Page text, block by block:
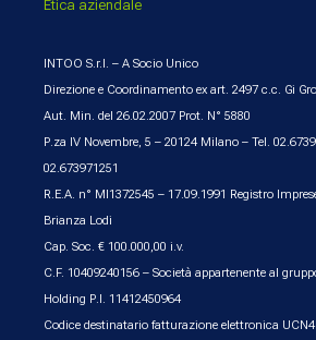
Etica aziendale
INTOO S.r.l. – A Socio Unico
Direzione e Coordinamento ex art. 2497 c.c. Gi
Aut. Min. del 26.02.2007 Prot. N° 5880
P.za IV Novembre, 5 – 20124 Milano – Tel.
02.673971251
R.E.A. n° MI1372545 – 17.09.1991 Registro
Brianza Lodi
Cap. Soc. € 100.000,00 i.v.
C.F. 10409240156 – Società appartenente al
Holding P.I. 11412450964
Codice destinatario fatturazione elettronica